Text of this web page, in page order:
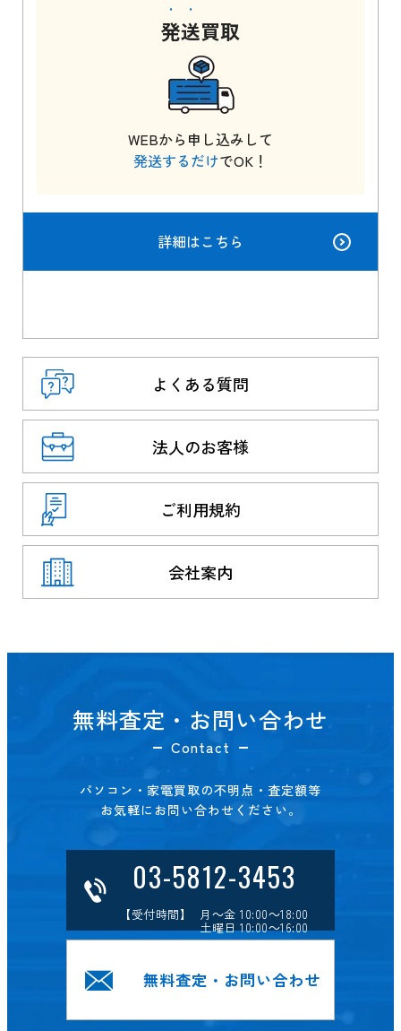
発送買取
WEBから申し込みして
発送するだけでOK！
詳細はこちら
よくある質問
法人のお客様
ご利用規約
会社案内
無料査定・お問い合わせ
Contact
パソコン・家電買取の不明点・査定額等
お気軽にお問い合わせください。
03-5812-3453
【受付時間】 月～金 10:00～18:00
土曜日 10:00～16:00
無料査定・お問い合わせ